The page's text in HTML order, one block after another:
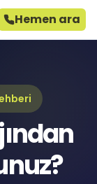
Hemen ara